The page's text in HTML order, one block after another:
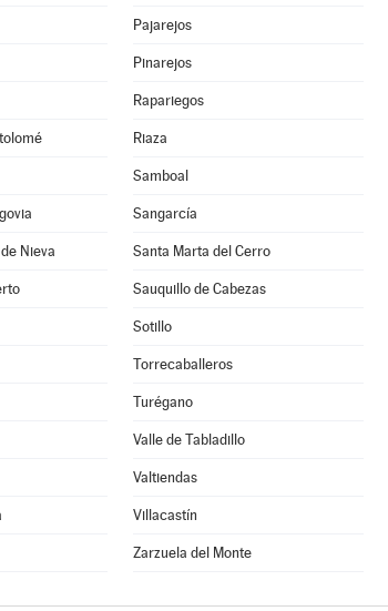
Pajarejos
Pinarejos
Rapariegos
Riaza
Samboal
Sangarcía
Nieva Santa Marta del Cerro
Sauquillo de Cabezas
Sotillo
Torrecaballeros
Turégano
Valle de Tabladillo
Valtiendas
Villacastín
Zarzuela del Monte